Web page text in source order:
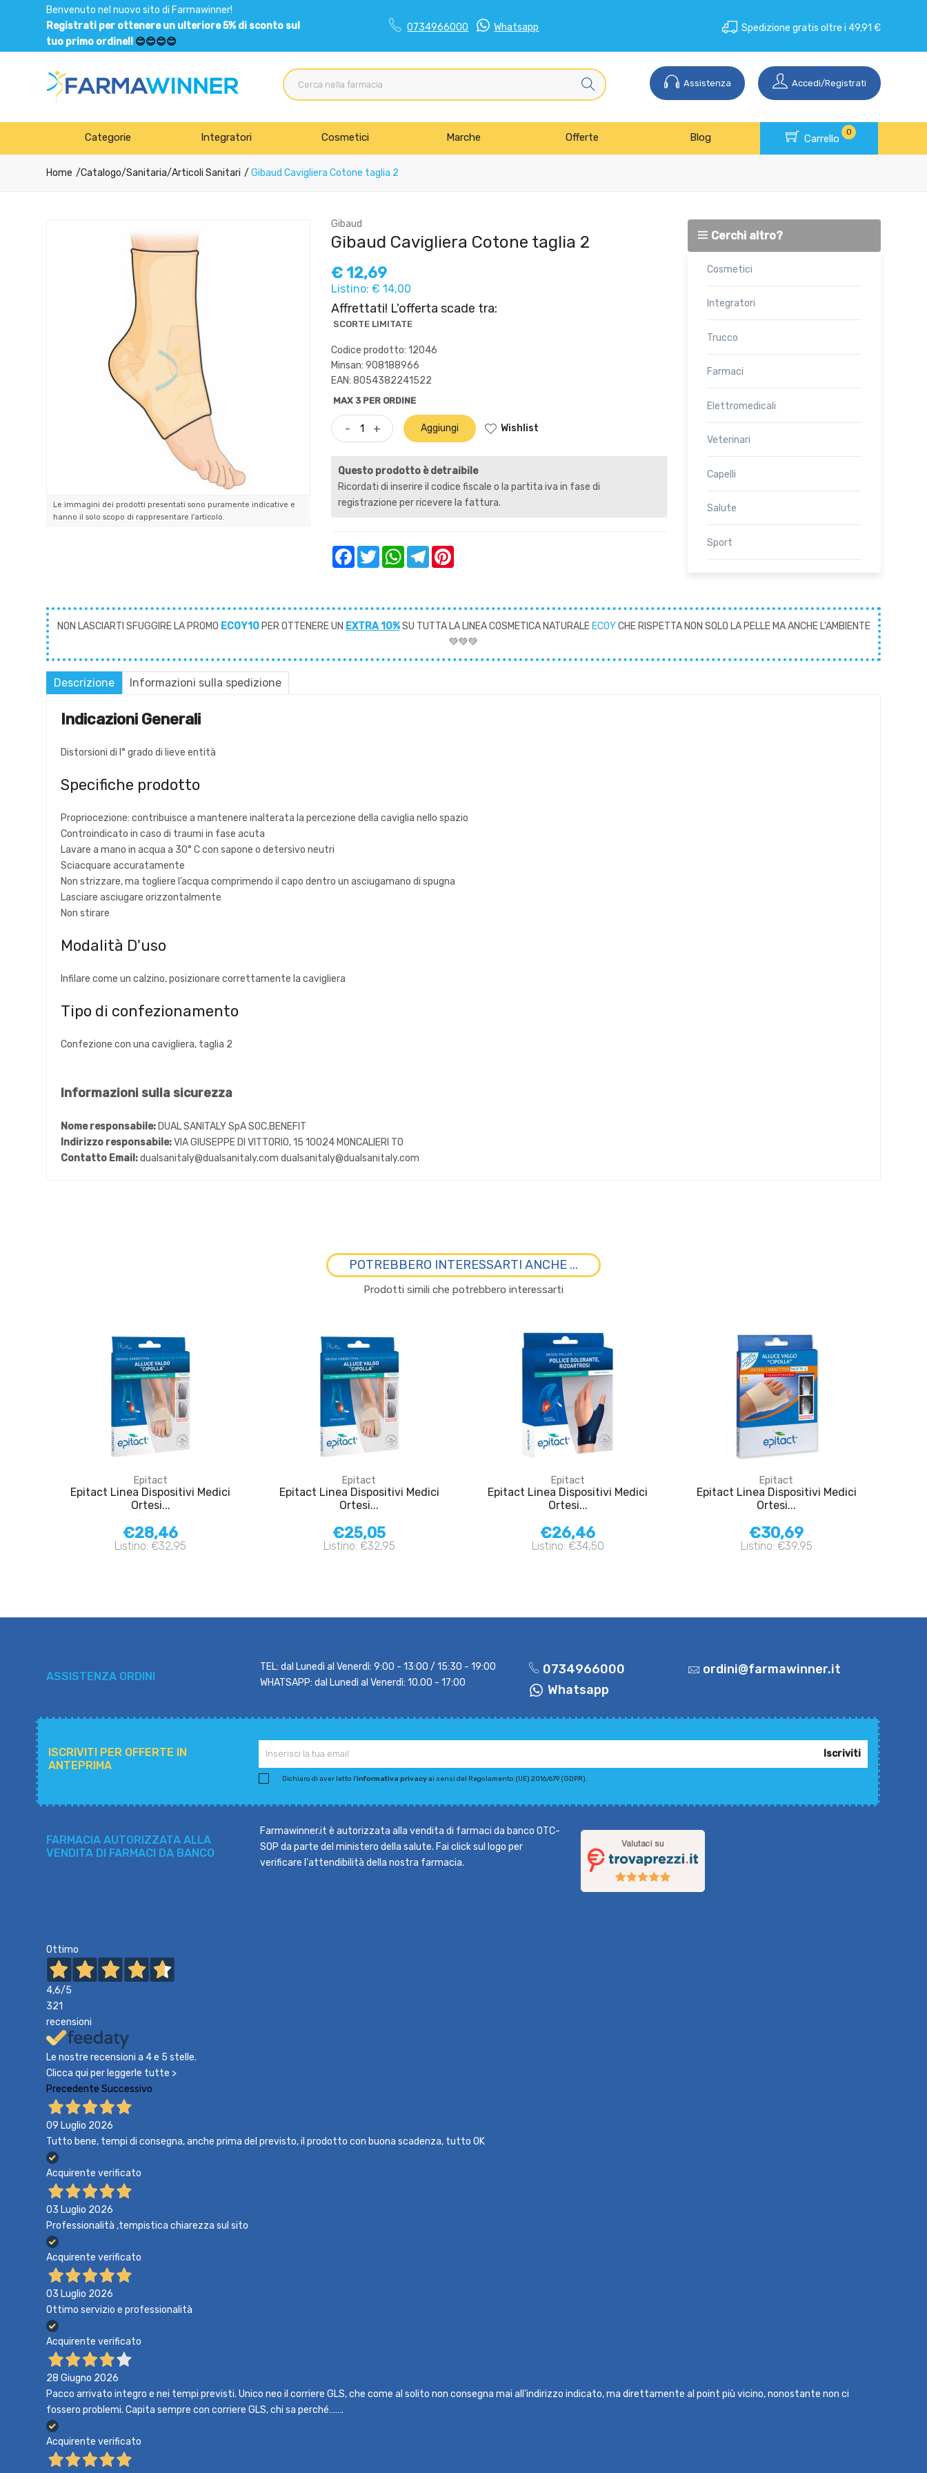
Benvenuto nel nuovo sito di Farmawinner!
Registrati per ottenere un ulteriore 5% di sconto sul
tuo primo ordine!! 😊😊😊😊
0734966000 Whatsapp Spedizione gratis oltre i 49,91 €
Assistenza Accedi/Registrati
Categorie Integratori Cosmetici Marche Offerte Blog Carrello
0
Home Catalogo/Sanitaria/Articoli Sanitari Gibaud Cavigliera Cotone taglia 2
Le immagini dei prodotti presentati sono puramente indicative e
hanno il solo scopo di rappresentare l'articolo.
Gibaud
Gibaud Cavigliera Cotone taglia 2
€ 12,69
Listino: € 14,00
Affrettati! L'offerta scade tra:
SCORTE LIMITATE
Codice prodotto: 12046
Minsan:908188966
EAN: 8054382241522
MAX 3 PER ORDINE
- + Aggiungi Wishlist
Questo prodotto è detraibile
Ricordati di inserire il codice fiscale o la partita iva in fase di
registrazione per ricevere la fattura.
FacebookTwitter WhatsAppTelegram
Cerchi altro?
Cosmetici
Integratori
Trucco
Farmaci
Elettromedicali
Veterinari
Capelli
Salute
Sport
NON LASCIARTI SFUGGIRE LA PROMO ECOY10PER OTTENERE UN EXTRA 10%SU TUTTA LA LINEA COSMETICA NATURALE ECOYCHE RISPETTA NON SOLO LA PELLE MA ANCHE L'AMBIENTE
💚💚💚
Descrizione Informazioni sulla spedizione
Indicazioni Generali
Distorsioni di I° grado di lieve entità
Specifiche prodotto
Propriocezione: contribuisce a mantenere inalterata la percezione della caviglia nello spazio
Controindicato in caso di traumi in fase acuta
Lavare a mano in acqua a 30° C con sapone o detersivo neutri
Sciacquare accuratamente
Non strizzare, ma togliere l’acqua comprimendo il capo dentro un asciugamano di spugna
Lasciare asciugare orizzontalmente
Non stirare
Modalità D'uso
Infilare come un calzino, posizionare correttamente la cavigliera
Tipo di confezionamento
Confezione con una cavigliera, taglia 2
Informazioni sulla sicurezza
Nome responsabile: DUAL SANITALY SpA SOC.BENEFIT
Indirizzo responsabile:VIA GIUSEPPE DI VITTORIO, 15 10024 MONCALIERI TO
Contatto Email:dualsanitaly@dualsanitaly.com dualsanitaly@dualsanitaly.com
POTREBBERO INTERESSARTI ANCHE ...
Prodotti simili che potrebbero interessarti
Epitact
Epitact Linea Dispositivi Medici
Ortesi...
€28,46
Listino: €32,95
Epitact
Epitact Linea Dispositivi Medici
Ortesi...
€25,05
Listino: €32,95
Epitact
Epitact Linea Dispositivi Medici
Ortesi...
€26,46
Listino: €34,50
Epitact
Epitact Linea Dispositivi Medici
Ortesi...
€30,69
Listino: €39,95
ASSISTENZA ORDINI
TEL: dal Lunedì al Venerdì: 9:00 - 13:00 / 15:30 - 19:00
WHATSAPP: dal Lunedì al Venerdì: 10.00 - 17:00
0734966000
Whatsapp
ordini@farmawinner.it
ISCRIVITI PER OFFERTE IN
ANTEPRIMA
Iscriviti
Dichiaro di aver letto l'informativa privacyai sensi del Regolamento (UE) 2016/679 (GDPR).
FARMACIA AUTORIZZATA ALLA
VENDITA DI FARMACI DA BANCO
Farmawinner.it è autorizzata alla vendita di farmaci da banco OTC-
SOP da parte del ministero della salute. Fai click sul logo per
verificare l'attendibilità della nostra farmacia.
Ottimo
4,6/5
321
recensioni
Le nostre recensioni a 4 e 5 stelle.
Clicca qui per leggerle tutte >
Precedente Successivo
09 Luglio 2026
Tutto bene, tempi di consegna, anche prima del previsto, il prodotto con buona scadenza, tutto OK
Acquirente verificato
03 Luglio 2026
Professionalità ,tempistica chiarezza sul sito
Acquirente verificato
03 Luglio 2026
Ottimo servizio e professionalità
Acquirente verificato
28 Giugno 2026
Pacco arrivato integro e nei tempi previsti. Unico neo il corriere GLS, che come al solito non consegna mai all’indirizzo indicato, ma direttamente al point più vicino, nonostante non ci
fossero problemi. Capita sempre con corriere GLS, chi sa perché…….
Acquirente verificato